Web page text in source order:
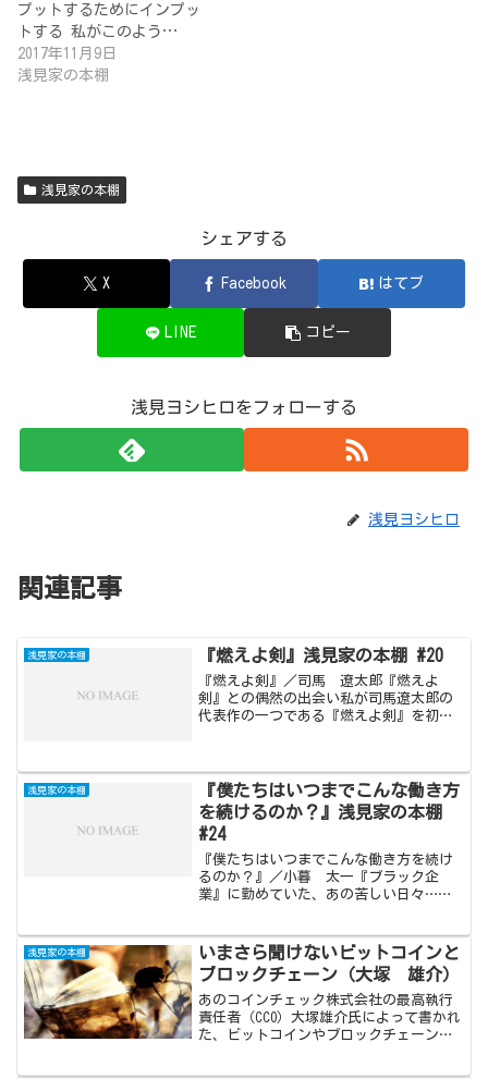
プットするためにインプッ
トする 私がこのよう…
2017年11月9日
浅見家の本棚
浅見家の本棚
シェアする
X Facebook はてブ
LINE コピー
浅見ヨシヒロをフォローする
浅見ヨシヒロ
関連記事
浅見家の本棚 『燃えよ剣』浅見家の本棚 #20
『燃えよ剣』／司馬 遼太郎『燃えよ
剣』との偶然の出会い私が司馬遼太郎の
代表作の一つである『燃えよ剣』を初め
でおらず、この本と出会った時...
浅見家の本棚
『僕たちはいつまでこんな働き方
を続けるのか？』浅見家の本棚
#24
『僕たちはいつまでこんな働き方を続け
るのか？』／小暮 太一『ブラック企
業』に勤めていた、あの苦しい日々…
でしょうか。最近では過労が原因で体調
を崩して亡くなってしまったり...
浅見家の本棚
いまさら聞けないビットコインと
ブロックチェーン（大塚 雄介）
あのコインチェック株式会社の最高執行
責任者（CCO）大塚雄介氏によって書かれ
た、ビットコインやブロックチェーン、